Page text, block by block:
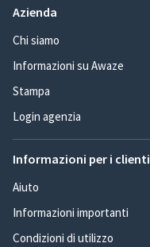
Azienda
Chi siamo
Informazioni su Awaze
Stampa
Login agenzia
Informazioni per i clienti
Aiuto
Informazioni importanti
Condizioni di utilizzo